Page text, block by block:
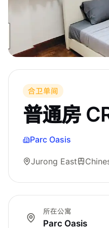
合卫单间
普通房
Parc Oasis
Jurong East
所在公寓
Parc Oasis